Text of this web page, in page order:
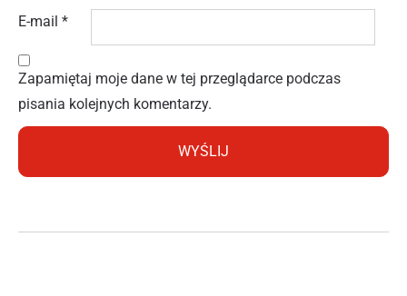
E-mail *
Zapamiętaj moje dane w tej przeglądarce podczas
pisania kolejnych komentarzy.